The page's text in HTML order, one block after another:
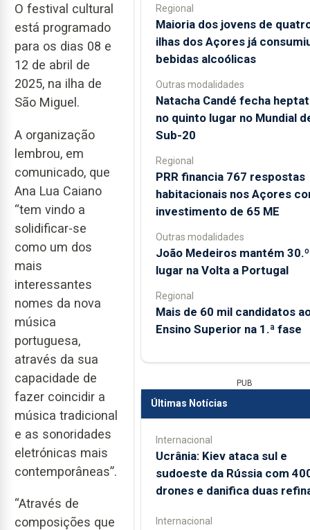
O festival cultural
está programado
para os dias 08 e
12 de abril de
2025, na ilha de
São Miguel.
A organização
lembrou, em
comunicado, que
Ana Lua Caiano
“tem vindo a
solidificar-se
como um dos
mais
interessantes
nomes da nova
música
portuguesa,
através da sua
capacidade de
fazer coincidir a
música tradicional
e as sonoridades
eletrónicas mais
contemporâneas”.
“Através de
composições que
Regional
Maioria dos jovens de
ilhas dos Açores já
bebidas alcoólicas
Outras modalidades
Natacha Candé fecha
no quinto lugar no Mundial
Sub-20
Regional
PRR financia 767 respostas
habitacionais nos Açores
investimento de 65 ME
Outras modalidades
João Medeiros mantém 30.º
lugar na Volta a Portugal
Regional
Mais de 60 mil candidatos
Ensino Superior na 1.ª fase
PUB
Últimas Notícias
Internacional
Ucrânia: Kiev ataca sul e
sudoeste da Rússia com
drones e danifica duas
Internacional